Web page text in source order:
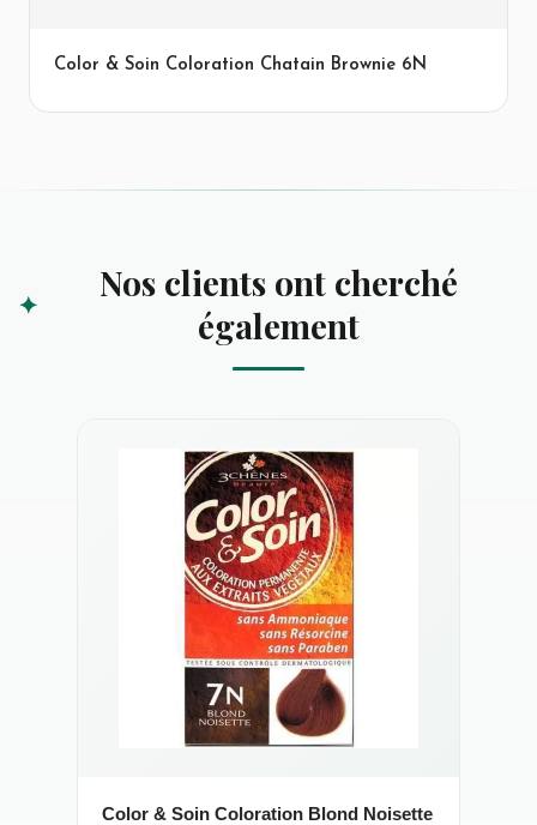
Color & Soin Coloration Chatain Brownie 6N
Nos clients ont cherché
également
Color & Soin Coloration Blond Noisette